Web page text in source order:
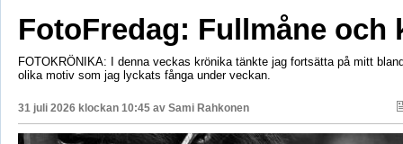
FotoFredag: Fullmåne och
FOTOKRÖNIKA: I denna veckas krönika tänkte jag fortsätta på mitt
olika motiv som jag lyckats fånga under veckan.
31 juli 2026 klockan 10:45 av Sami Rahkonen